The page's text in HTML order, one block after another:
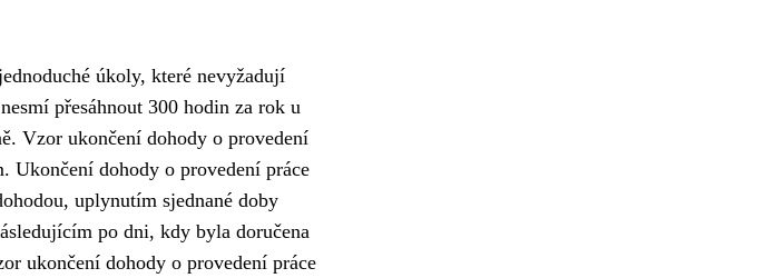
úkoly, které nevyžadují
přesáhnout 300 hodin za rok u
Vzor ukončení dohody o provedení
Ukončení dohody o provedení práce
uplynutím sjednané doby
po dni, kdy byla doručena
ukončení dohody o provedení práce